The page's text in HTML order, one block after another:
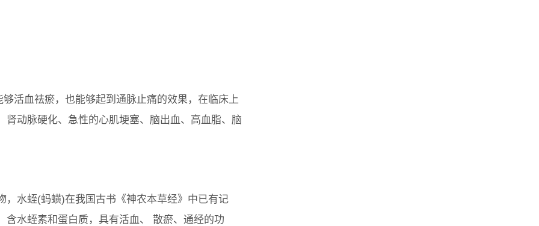
活血祛瘀，也能够起到通脉止痛的效果，在临床上
动脉硬化、急性的心肌埂塞、脑出血、高血脂、脑
水蛭(蚂蟥)在我国古书《神农本草经》中已有记
水蛭素和蛋白质，具有活血、 散瘀、通经的功